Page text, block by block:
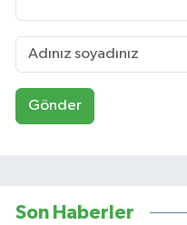
Gönder
Son Haberler